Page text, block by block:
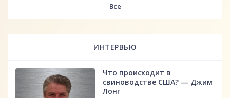
Все
ИНТЕРВЬЮ
Что происходит в
свиноводстве США? — Джим
Лонг